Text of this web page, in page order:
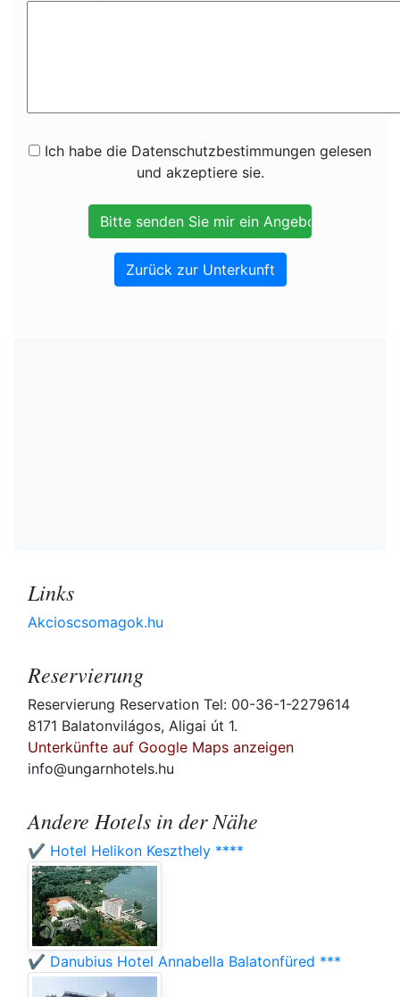
Ich habe die Datenschutzbestimmungen gelesen
und akzeptiere sie.
Zurück zur Unterkunft
Links
Akcioscsomagok.hu
Reservierung
Reservierung Reservation Tel: 00-36-1-2279614
8171 Balatonvilágos, Aligai út 1.
Unterkünfte auf Google Maps anzeigen
info@ungarnhotels.hu
Andere Hotels in der Nähe
✔️ Hotel Helikon Keszthely ****
✔️ Danubius Hotel Annabella Balatonfüred ***